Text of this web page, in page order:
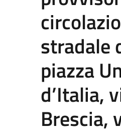
stradale
piazza
d’Italia,
Brescia,